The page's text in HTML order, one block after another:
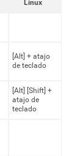
Linux
[Alt] + atajo
de teclado
[Alt] [Shift] +
atajo de
teclado